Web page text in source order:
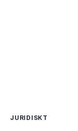
JURIDISKT